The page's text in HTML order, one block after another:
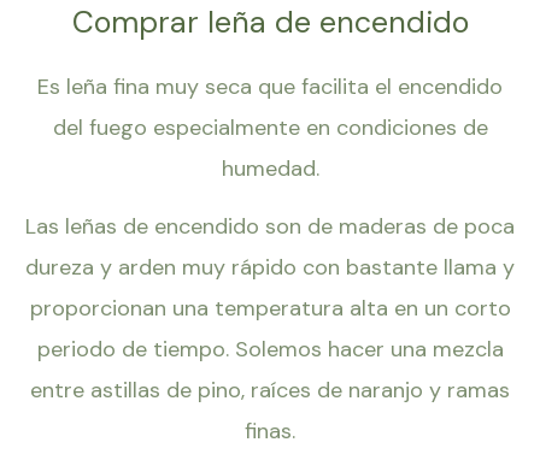
Comprar leña de encendido
Es leña fina muy seca que facilita el encendido
del fuego especialmente en condiciones de
humedad.
Las leñas de encendido son de maderas de poca
dureza y arden muy rápido con bastante llama y
proporcionan una temperatura alta en un corto
periodo de tiempo. Solemos hacer una mezcla
entre astillas de pino, raíces de naranjo y ramas
finas.